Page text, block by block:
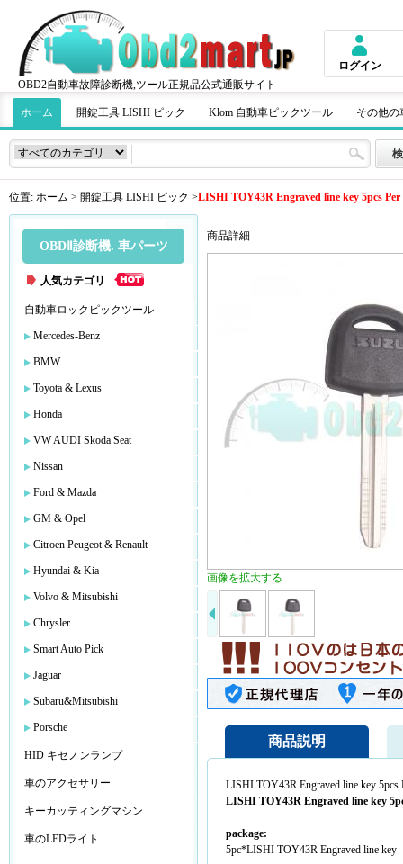
OBD2自動車故障診断機,ツール正規品公式通販サイト
ログイン
ホーム 開錠工具 LISHI ピック Klom 自動車ピックツール その他の
位置: ホーム > 開錠工具 LISHI ピック >LISHI TOY43R Engraved line key 5pcs Per
OBDⅡ診断機. 車パーツ
人気カテゴリ
自動車ロックピックツール
Mercedes-Benz
BMW
Toyota & Lexus
Honda
VW AUDI Skoda Seat
Nissan
Ford & Mazda
GM & Opel
Citroen Peugeot & Renault
Hyundai & Kia
Volvo & Mitsubishi
Chrysler
Smart Auto Pick
Jaguar
Subaru&Mitsubishi
Porsche
HID キセノンランプ
車のアクセサリー
キーカッティングマシン
車のLEDライト
商品詳細
画像を拡大する
商品説明
LISHI TOY43R Engraved line key 5pcs
LISHI TOY43R Engraved line key
package:
5pc*LISHI TOY43R Engraved line key